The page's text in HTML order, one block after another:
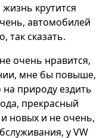
крутится
автомобилей
так сказать.
очень нравится,
мне бы повыше,
на природу ездить
прекрасный
новых и не очень,
у VW